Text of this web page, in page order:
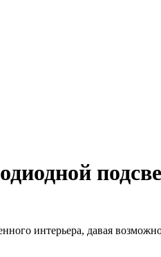
интерьера, давая